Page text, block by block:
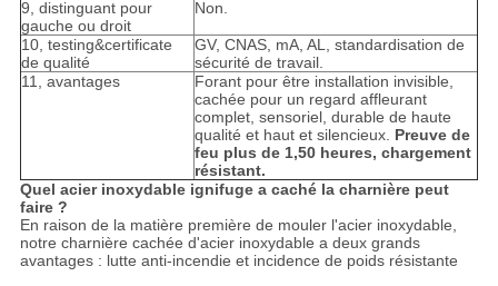
9, distinguant pour
gauche ou droit
Non.
10, testing&certificate
de qualité
GV, CNAS, mA, AL, standardisation de
sécurité de travail.
11, avantages
Forant pour être installation invisible,
cachée pour un regard affleurant
complet, sensoriel, durable de haute
qualité et haut et silencieux. Preuve de
feu plus de 1,50 heures, chargement
résistant.
Quel acier inoxydable ignifuge a caché la charnière peut
faire ?
En raison de la matière première de mouler l'acier inoxydable,
notre charnière cachée d'acier inoxydable a deux grands
avantages : lutte anti-incendie et incidence de poids résistante